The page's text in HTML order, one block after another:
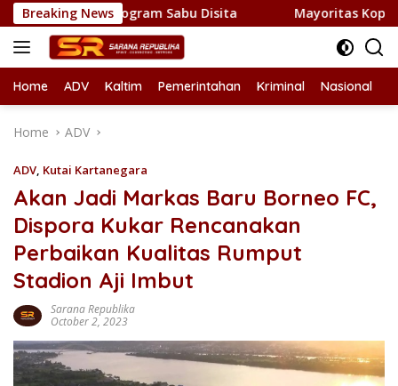
Skip
to
content
Breaking News
1 Kilogram Sabu Disita Mayoritas Koperasi Merah
Home ADV Kaltim Pemerintahan Kriminal Nasional
Home ADV
ADV, Kutai Kartanegara
Akan Jadi Markas Baru Borneo FC,
Dispora Kukar Rencanakan
Perbaikan Kualitas Rumput
Stadion Aji Imbut
Sarana Republika
October 2, 2023